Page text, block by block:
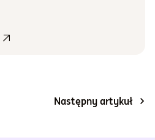
Następny artykuł